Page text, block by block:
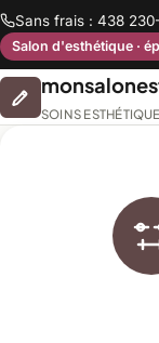
Sans frais : 438
Salon d'esthétique ·
SOINS